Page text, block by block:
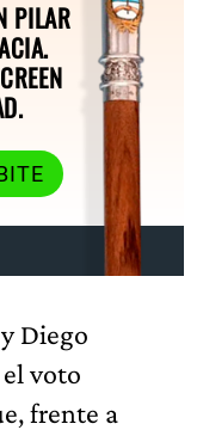
PILAR
Diego
voto
frente a